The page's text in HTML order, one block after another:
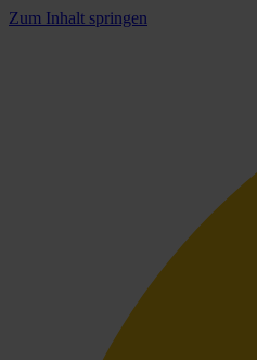
Zum Inhalt springen